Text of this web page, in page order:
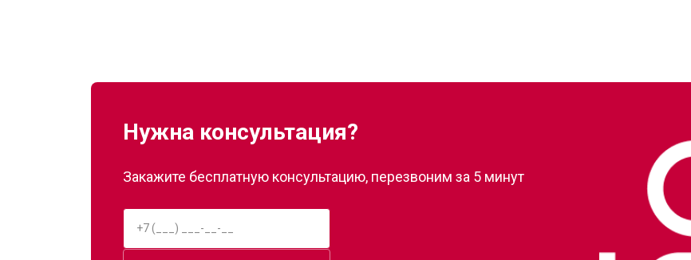
Нужна консультация?
Закажите бесплатную консультацию, перезвоним за 5 минут